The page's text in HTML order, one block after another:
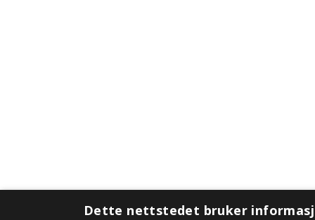
Dette nettstedet bruker